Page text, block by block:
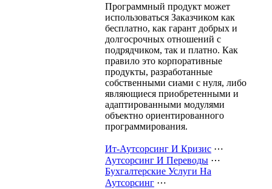
Программный продукт может
использоваться Заказчиком как
бесплатно, как гарант добрых и
долгосрочных отношений с
подрядчиком, так и платно. Как
правило это корпоративные
продукты, разработанные
собственными сиами с нуля, либо
являющиеся приобретенными и
адаптированными модулями
объектно ориентированного
программирования.
Ит-Аутсорсинг И Кризис ⋯
Аутсорсинг И Переводы ⋯
Бухгалтерские Услуги На
Аутсорсинг ⋯